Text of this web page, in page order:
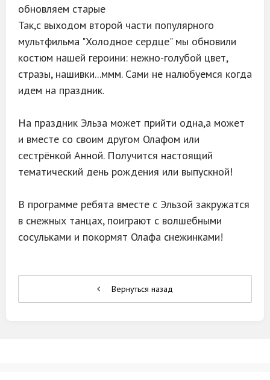
обновляем старые
Так,с выходом второй части популярного
мультфильма "Холодное сердце" мы обновили
костюм нашей героини: нежно-голубой цвет,
стразы, нашивки...ммм. Сами не налюбуемся когда
идем на праздник.
На праздник Эльза может прийти одна,а может
и вместе со своим другом Олафом или
сестрёнкой Анной. Получится настоящий
тематический день рождения или выпускной!
В программе ребята вместе с Эльзой закружатся
в снежных танцах, поиграют с волшебными
сосульками и покормят Олафа снежинками!
Вернуться назад